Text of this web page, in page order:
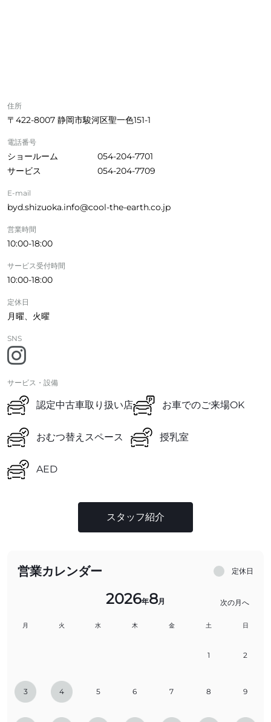
住所
〒422-8007 静岡市駿河区聖一色151-1
電話番号
ショールーム
054-204-7701
サービス
054-204-7709
E-mail
byd.shizuoka.info@cool-the-earth.co.jp
営業時間
10:00-18:00
サービス受付時間
10:00-18:00
定休日
月曜、火曜
SNS
サービス・設備
認定中古車取り扱い店 お車でのご来場OK
おむつ替えスペース 授乳室
AED
スタッフ紹介
営業カレンダー 定休日
2026年8月 次の月へ
月 火 水 木 金 土 日
1 2
3 4 5 6 7 8 9